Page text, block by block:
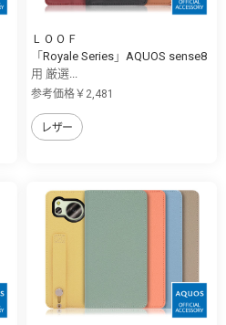
ＬＯＯＦ
「Royale Series」AQUOS sense8
用 厳選...
参考価格￥2,481
レザー